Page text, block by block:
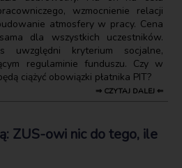
wzmocnienie relacji
atmosfery w pracy. Cena
dla wszystkich uczestników.
uwzględni kryterium socjalne,
regulaminie funduszu. Czy w
ciążyć obowiązki płatnika PIT?
⇒ CZYTAJ DALEJ ⇐
ZUS-owi nic do tego, ile